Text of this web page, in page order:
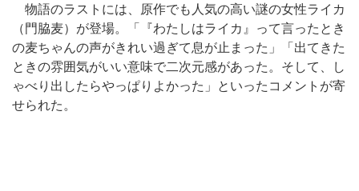
物語のラストには、原作でも人気の高い謎の女性ライカ
（門脇麦）が登場。「『わたしはライカ』って言ったとき
の麦ちゃんの声がきれい過ぎて息が止まった」「出てきた
ときの雰囲気がいい意味で二次元感があった。そして、し
ゃべり出したらやっぱりよかった」といったコメントが寄
せられた。